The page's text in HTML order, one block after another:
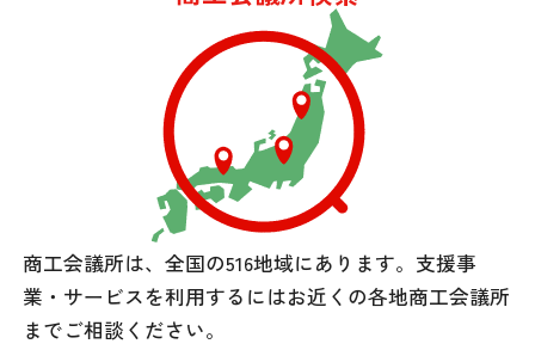
商工会議所は、全国の516地域にあります。 支援事
業・サービスを利用するにはお近くの各地商工会議所
までご相談ください。